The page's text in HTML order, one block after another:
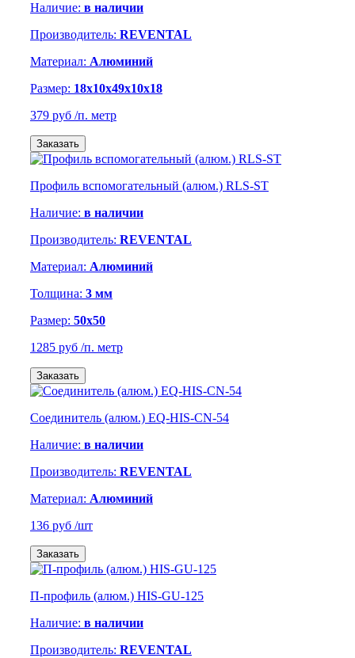
Наличие: в наличии
Производитель: REVENTAL
Материал: Алюминий
Размер: 18х10х49х10х18
379 руб /п. метр
Заказать
Профиль вспомогательный (алюм.) RLS-ST
Наличие: в наличии
Производитель: REVENTAL
Материал: Алюминий
Толщина: 3 мм
Размер: 50х50
1285 руб /п. метр
Заказать
Соединитель (алюм.) EQ-HIS-CN-54
Наличие: в наличии
Производитель: REVENTAL
Материал: Алюминий
136 руб /шт
Заказать
П-профиль (алюм.) HIS-GU-125
Наличие: в наличии
Производитель: REVENTAL